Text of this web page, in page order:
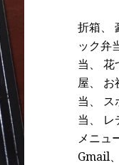
折箱、
ック弁
当、 花
屋、 お
当、 ス
当、 レ
メニュ
Gmail、